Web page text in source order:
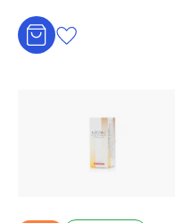
Aggiungi al carrello